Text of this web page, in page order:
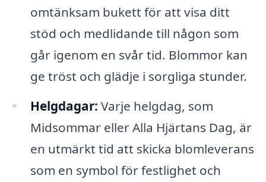
omtänksam bukett för att visa ditt
stöd och medlidande till någon som
går igenom en svår tid. Blommor kan
ge tröst och glädje i sorgliga stunder.
Helgdagar: Varje helgdag, som
Midsommar eller Alla Hjärtans Dag, är
en utmärkt tid att skicka blomleverans
som en symbol för festlighet och